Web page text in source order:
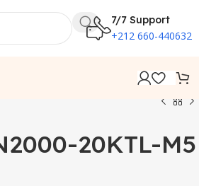
7/7 Support
+212 660-440632
20KTL-M5